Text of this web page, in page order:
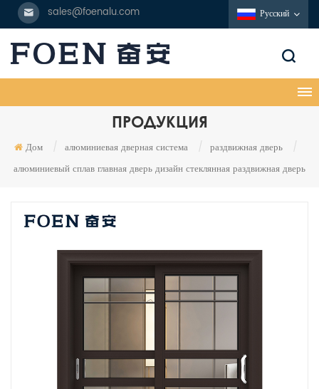
sales@foenalu.com Русский
ПРОДУКЦИЯ
Дом / алюминиевая дверная система / раздвижная дверь
/
алюминиевый сплав главная дверь дизайн стеклянная раздвижная дверь